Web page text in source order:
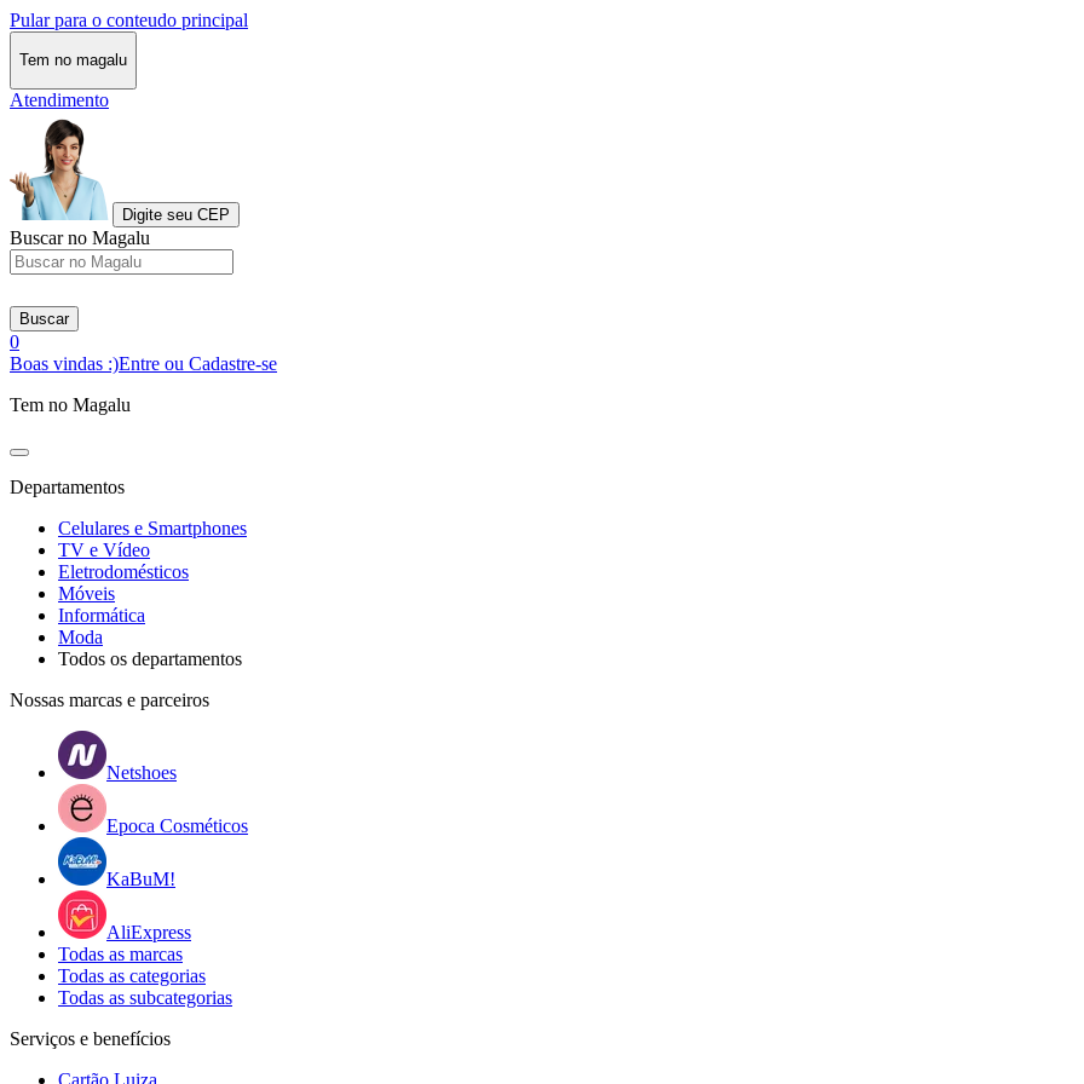
Pular para o conteudo principal
Tem no magalu
Atendimento
Digite seu CEP
Buscar no Magalu
Buscar
0
Boas vindas :)Entre ou Cadastre-se
Tem no Magalu
Departamentos
Celulares e Smartphones
TV e Vídeo
Eletrodomésticos
Móveis
Informática
Moda
Todos os departamentos
Nossas marcas e parceiros
Netshoes
Epoca Cosméticos
KaBuM!
AliExpress
Todas as marcas
Todas as categorias
Todas as subcategorias
Serviços e benefícios
Cartão Luiza